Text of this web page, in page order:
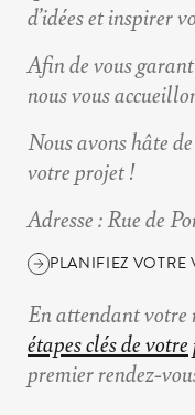
d’idées et inspirer
Afin de vous
nous vous
Nous avons hâte
votre projet !
Adresse: Rue de
PLANIFIEZ VOTRE
En attendant votre
étapes clés de
premier rendez-